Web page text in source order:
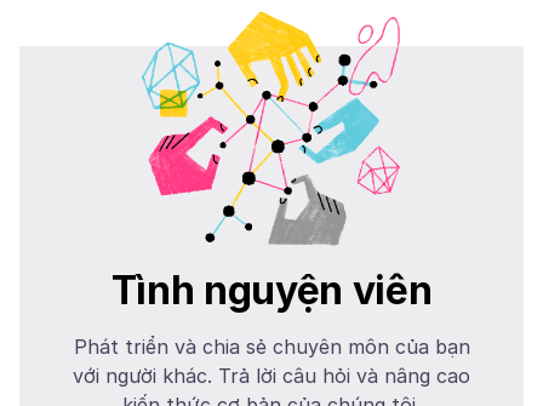
Tình nguyện viên
Phát triển và chia sẻ chuyên môn của bạn
với người khác. Trả lời câu hỏi và nâng cao